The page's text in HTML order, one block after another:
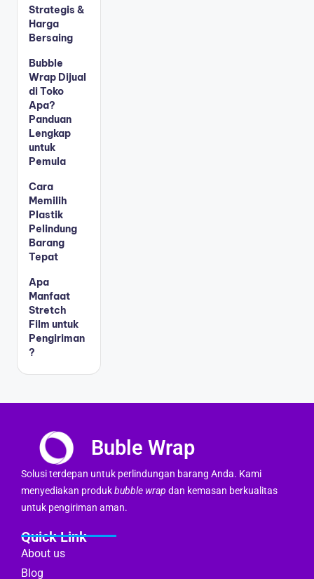
Strategis &
Harga
Bersaing
Bubble
Wrap Dijual
di Toko
Apa?
Panduan
Lengkap
untuk
Pemula
Cara
Memilih
Plastik
Pelindung
Barang
Tepat
Apa
Manfaat
Stretch
Film untuk
Pengiriman
?
Buble Wrap
Solusi terdepan untuk perlindungan barang Anda. Kami
menyediakan produkbubble wrap dan kemasan berkualitas
untuk pengiriman aman.
Quick Link
About us
Blog